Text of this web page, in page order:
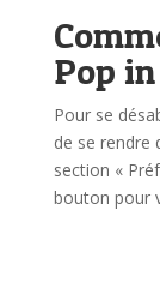
Pop
Pour se
de se rendre
section «
bouton pour